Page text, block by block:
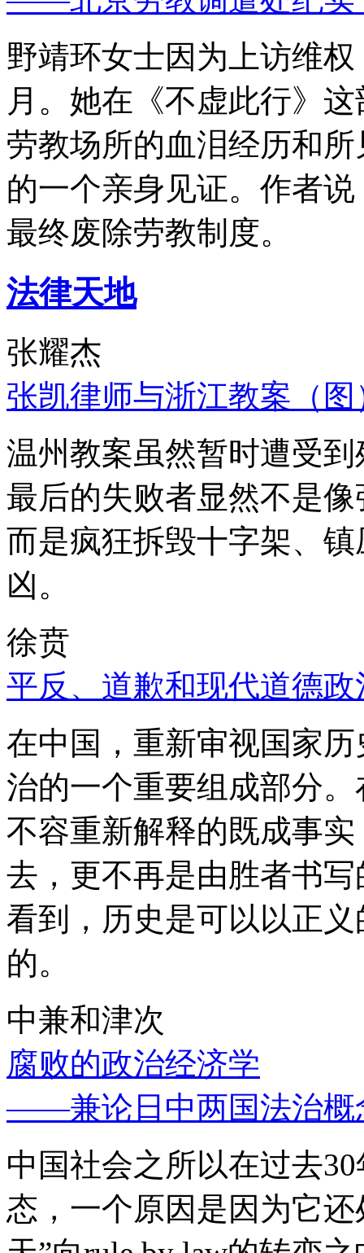
野靖环女士因为上访维
月。她在《不虚此行》
劳教场所的血泪经历和
的一个亲身见证。作者
最终废除劳教制度。
法律天地
张耀杰
张凯律师与浙江教案（图
温州教案虽然暂时遭受
最后的失败者显然不是
而是疯狂拆毁十字架、
凶。
徐贲
平反、道歉和现代道德政
在中国，重新审视国家
治的一个重要组成部分
不容重新解释的既成事
去，更不再是由胜者书
看到，历史是可以以正
的。
中兼和津次
腐败的政治经济学
——兼论日中两国法治概
中国社会之所以在过去
态，一个原因是因为它